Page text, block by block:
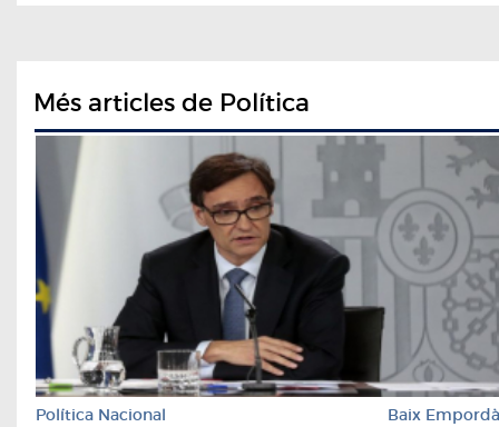
Més articles de Política
Política Nacional Baix Empordà